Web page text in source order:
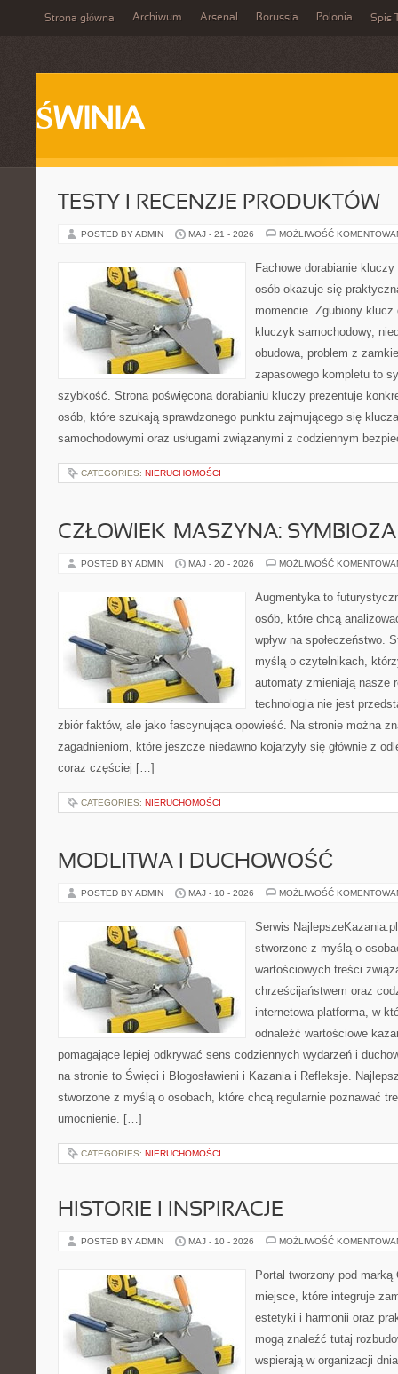
Strona główna Archiwum Arsenal Borussia Polonia Spis
ŚWINIA
TESTY I RECENZJE PRODUKTÓW
POSTED BY ADMIN MAJ - 21 - 2026 MOŻLIWOŚĆ
Fachowe dorabianie
osób okazuje się
momencie. Zgubiony
kluczyk samochodowy,
obudowa, problem z
zapasowego kompletu to
szybkość. Strona poświęcona dorabianiu kluczy prezentuje
osób, które szukają sprawdzonego punktu zajmującego się
samochodowymi oraz usługami związanymi z codziennym
CATEGORIES: NIERUCHOMOŚCI
CZŁOWIEK–MASZYNA: SYMBIOZA
POSTED BY ADMIN MAJ - 20 - 2026 MOŻLIWOŚĆ
Augmentyka to
osób, które chcą
wpływ na społeczeństwo.
myślą o czytelnikach,
automaty zmieniają nasze
technologia nie jest
zbiór faktów, ale jako fascynująca opowieść. Na stronie można
zagadnieniom, które jeszcze niedawno kojarzyły się głównie z
coraz częściej […]
CATEGORIES: NIERUCHOMOŚCI
MODLITWA I DUCHOWOŚĆ
POSTED BY ADMIN MAJ - 10 - 2026 MOŻLIWOŚĆ
Serwis
stworzone z myślą o
wartościowych treści
chrześcijaństwem oraz
internetowa platforma, w
odnaleźć wartościowe
pomagające lepiej odkrywać sens codziennych wydarzeń i
na stronie to Święci i Błogosławieni i Kazania i Refleksje.
stworzone z myślą o osobach, które chcą regularnie poznawać
umocnienie. […]
CATEGORIES: NIERUCHOMOŚCI
HISTORIE I INSPIRACJE
POSTED BY ADMIN MAJ - 10 - 2026 MOŻLIWOŚĆ
Portal tworzony pod
miejsce, które integruje
estetyki i harmonii oraz
mogą znaleźć tutaj
wspierają w organizacji